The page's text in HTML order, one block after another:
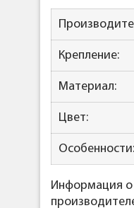
Крепление:
Материал:
Цвет:
Особенности:
Информация о